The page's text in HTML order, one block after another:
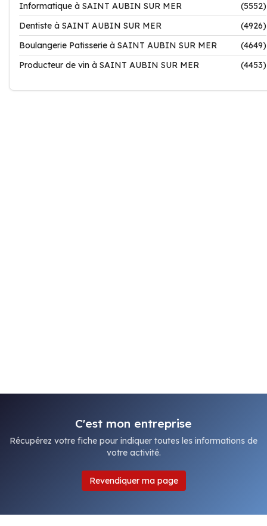
Informatique à SAINT AUBIN SUR MER
(5552)
Dentiste à SAINT AUBIN SUR MER
(4926)
Boulangerie Patisserie à SAINT AUBIN SUR MER
(4649)
Producteur de vin à SAINT AUBIN SUR MER
(4453)
C'est mon entreprise
Récupérez votre fiche pour indiquer toutes les informations de
votre activité.
Revendiquer ma page